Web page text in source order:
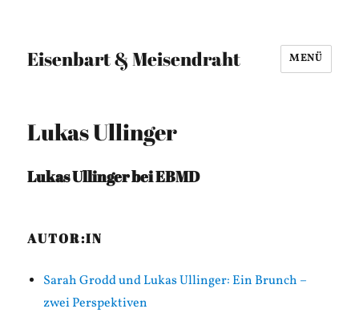
Eisenbart & Meisendraht MENÜ
Lukas Ullinger
Lukas Ullinger bei EBMD
AUTOR:IN
Sarah Grodd und Lukas Ullinger: Ein Brunch –
zwei Perspektiven